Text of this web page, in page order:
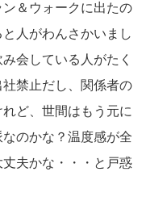
＆ウォークに出たの
人がわんさかいまし
会している人がたく
禁止だし、関係者の
ど、世間はもう元に
のかな？温度感が全
夫かな・・・と戸惑